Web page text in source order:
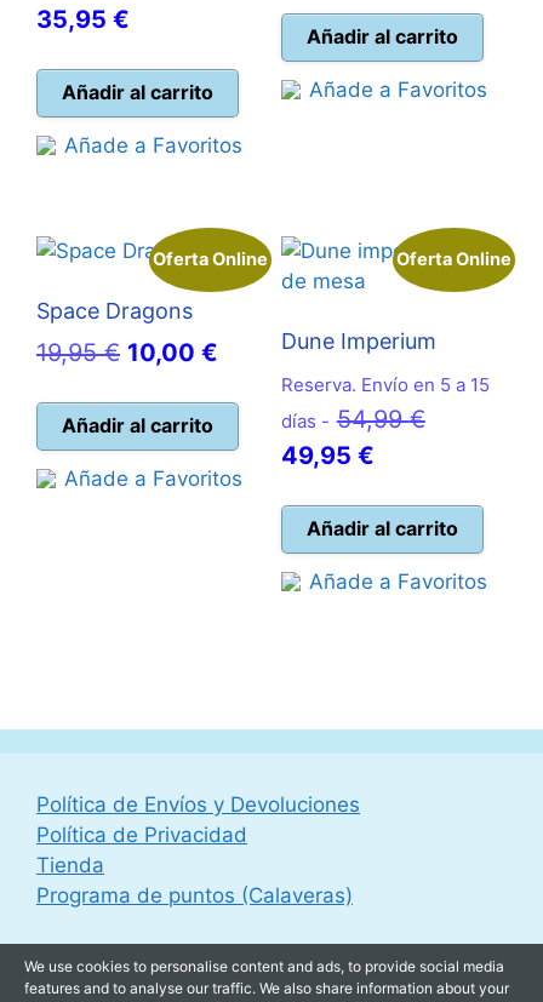
era:
35,95 €
actual
Añadir al carrito
Añade a Favoritos
era:
actual
Añadir al carrito
Añade a Favoritos
Oferta Online
Space Dragons
19,95€ El
original
era:
19,95 €.
10,00 €
precio
actual
es:
10,00 €.
Añadir al carrito
Añade a Favoritos
Oferta Online
Dune Imperium
Reserva. Envío en 5 a 15
días - 54,99€El
era:
54,99 €.
49,95 €El
actual
es:
49,95 €.
Añadir al carrito
Añade a Favoritos
Política de Envíos y Devoluciones
Política de Privacidad
Tienda
Programa de puntos (Calaveras)
We use cookies to personalise content and ads, to provide social media
features and to analyse our traffic. We also share information about your